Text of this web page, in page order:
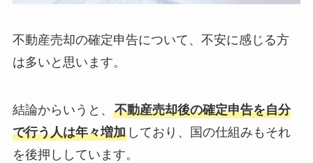
不動産売却の確定申告について、不安に感じる方
は多いと思います。
結論からいうと、 不動産売却後の確定申告を自分
で行う人は年々増加しており、国の仕組みもそれ
を後押ししています。